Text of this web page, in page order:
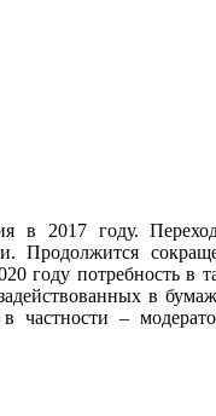
в 2017 году.
Продолжится
году потребность в
в
частности –